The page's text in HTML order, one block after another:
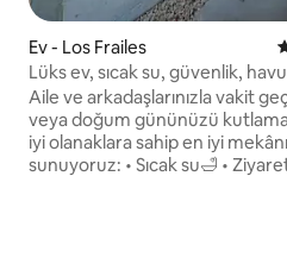
Ev - Los Frailes
Lüks ev, sıcak su, güvenlik,
veranda
Aile ve arkadaşlarınızla vakit
veya doğum gününüzü
iyi olanaklara sahip en iyi
sunuyoruz: • Sıcak su🛁 • Ziyaretçilere